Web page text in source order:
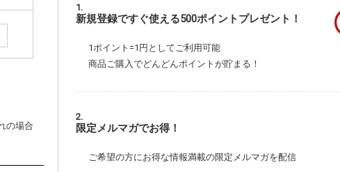
の場合
新規登録ですぐ使える500ポイントプレゼント！
1ポイント=1円としてご利用可能
商品ご購入でどんどんポイントが貯まる！
限定メルマガでお得！
ご希望の方にお得な情報満載の限定メルマガを配信